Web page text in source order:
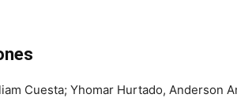
Cuesta; Yhomar Hurtado, Anderson